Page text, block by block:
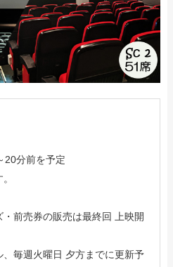
20分前を予定
前売券の販売は最終回 上映開
毎週火曜日 夕方までに更新予